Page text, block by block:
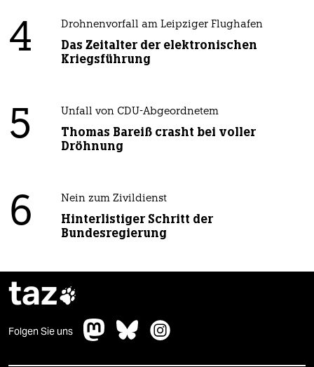
4 Drohnenvorfall am Leipziger Flughafen
Das Zeitalter der elektronischen
Kriegsführung
5 Unfall von CDU-Abgeordnetem
Thomas Bareiß crasht bei voller
Dröhnung
6 Nein zum Zivildienst
Hinterlistiger Schritt der
Bundesregierung
taz
Folgen Sie uns